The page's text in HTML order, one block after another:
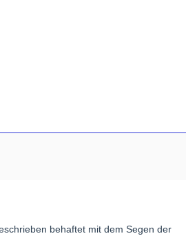
behaftet mit dem Segen der